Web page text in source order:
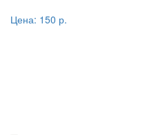
Цена: 150 р.